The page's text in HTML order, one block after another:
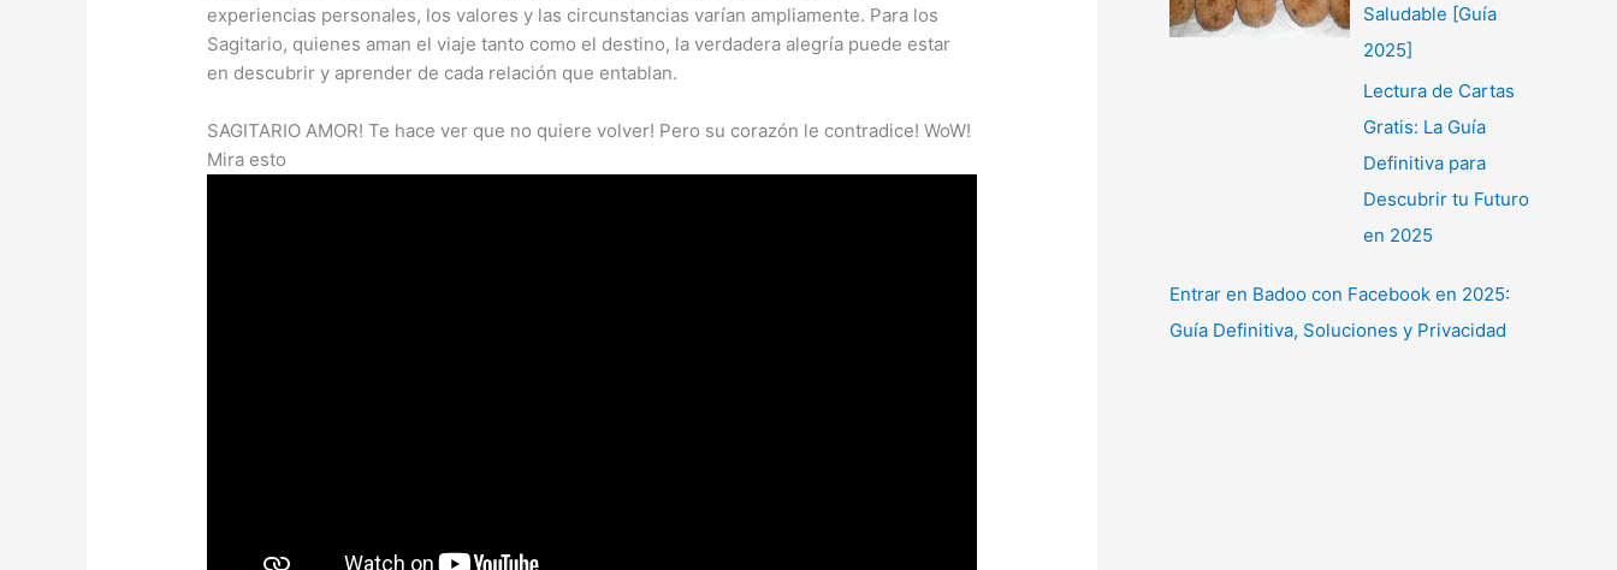
experiencias personales, los valores y las circunstancias varían ampliamente. Para los
Sagitario, quienes aman el viaje tanto como el destino, la verdadera alegría puede estar
en descubrir y aprender de cada relación que entablan.
SAGITARIO AMOR! Te hace ver que no quiere volver! Pero su corazón le contradice! WoW!
Mira esto
Saludable [Guía
2025]
Lectura de Cartas
Gratis: La Guía
Definitiva para
Descubrir tu Futuro
en 2025
Entrar en Badoo con Facebook en 2025:
Guía Definitiva, Soluciones y Privacidad